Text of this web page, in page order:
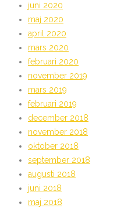
juni 2020
maj 2020
april 2020
mars 2020
februari 2020
november 2019
mars 2019
februari 2019
december 2018
november 2018
oktober 2018
september 2018
augusti 2018
juni 2018
maj 2018